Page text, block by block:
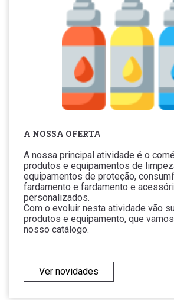
A NOSSA OFERTA
A nossa principal atividade é o
produtos e equipamentos de
equipamentos de proteção,
fardamento e fardamento e
personalizados.
Com o evoluir nesta atividade vão
produtos e equipamento, que
nosso catálogo.
Ver novidades